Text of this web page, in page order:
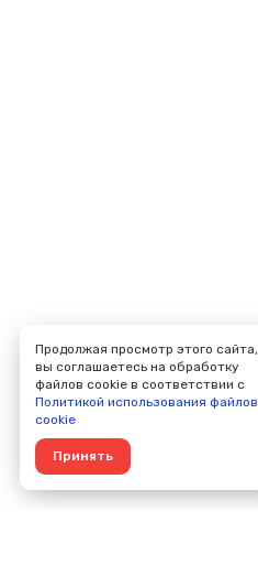
Продолжая просмотр этого сайта,
вы соглашаетесь на обработку
файлов cookie в соответствии с
Политикой использования файлов
cookie
Принять